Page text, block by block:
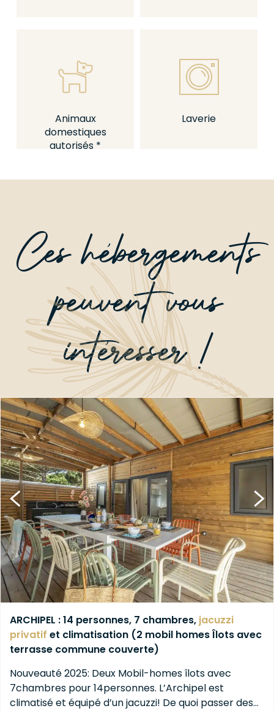
Cette gamme d’hébergement est parfaite pour une
semaine de vacances en famille ou entre amis. En effet,
votre camping Le village du Suroit vous offre la possibilité
de passer votre séjour dans 2 mobil-homes distincts se
faisant face avec, en leur centre, une terrasse commune.
D’une salle de bain de chaque côté également, soit 2 salles
de bain pour l’ensemble de la famille ou du groupe d’amis
4 chambres ou6 chambres au total, entre les deux mobil-
homes
La terrasse commune couverte, mitoyenne avec les 2
mobil-homes, offre un espace de détente et de
convivialité très appréciable pour la tribu. Avec son salon
de jardin et sa plancha, la terrasse commune devient un
lieu de convivialité pour profiter pleinement de ce lieu
unique.
Un camping au service de votre bien-être
Le Village du Suroit est un camping étoilé dont l’objectif
premier est de satisfaire ses clients durant leur semaine
de vacances. C’est pourquoi la gamme de mobil-homes
Archipel avec terrasse commune couverte, pour les
vacances en famille ou pour les groupes d’amis, a vu le
jour. Dans ce type d’hébergement, chacun conserve son
espace d’intimité, mais la convivialité est assurée grâce à
la terrasse commune couverte et son salon de jardin, qui
réunissent la tribu !
Au camping Le village du Suroit à l’Île de Ré, des services
et équipements sont destinés à rendre votre séjour le
plus agréable possible.
Un espace aquatique ludique est disponible avec piscine
couverte chauffée, piscine extérieure, toboggan et jets
d’eau pour toute la famille. Le terrain multisport et l’aire
de jeux offrent des moments de divertissement aux
petits comme aux grands.
Enfin, quoi de mieux pour se relaxer que de prendre un
Animaux
domestiques
autorisés *
Laverie
Ces hébergements
peuvent vous
intéresser !
ARCHIPEL : 14 personnes, 7 chambres, jacuzzi
privatif et climatisation (2 mobil homes Îlots avec
terrasse commune couverte)
Nouveauté 2025: Deux Mobil-homes îlots avec
7chambres pour 14personnes. L’Archipel est
climatisé et équipé d’un jacuzzi! De quoi passer des…